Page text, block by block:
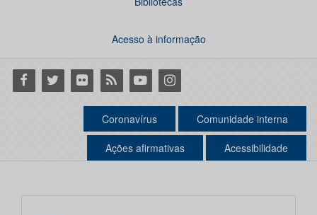
Acesso à informação
Facebook
Twitter Flickr RSS YoutubeInstagram
Coronavírus Comunidade interna
Ações afirmativas Acessibilidade